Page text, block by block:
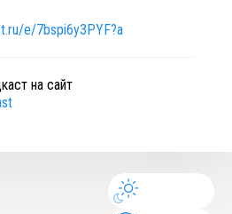
e/7bspi6y3PYF?a
на сайт